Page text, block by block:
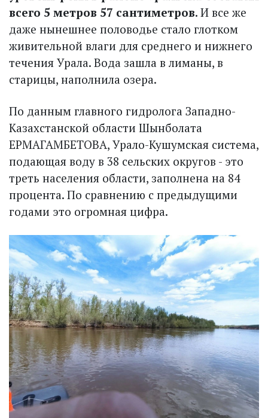
всего 5 метров 57 сантиметров. И все же
даже нынешнее половодье стало глотком
живительной влаги для среднего и нижнего
течения Урала. Вода зашла в лиманы, в
старицы, наполнила озера.
По данным главного гидролога Западно-
Казахстанской области Шынболата
ЕРМАГАМБЕТОВА, Урало-Кушумская система,
подающая воду в 38 сельских округов - это
треть населения области, заполнена на 84
процента. По сравнению с предыдущими
годами это огромная цифра.